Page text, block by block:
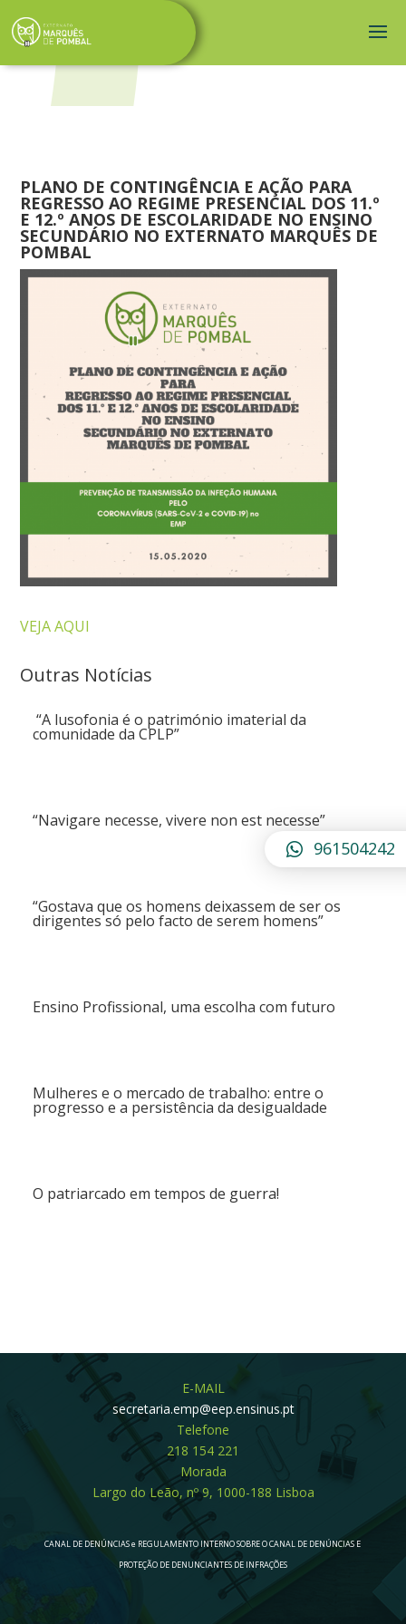
PLANO DE CONTINGÊNCIA E AÇÃO PARA
REGRESSO AO REGIME PRESENCIAL DOS 11.º
E 12.º ANOS DE ESCOLARIDADE NO ENSINO
SECUNDÁRIO NO EXTERNATO MARQUÊS DE
POMBAL
VEJA AQUI
Outras Notícias
“A lusofonia é o património imaterial da
comunidade da CPLP”
“Navigare necesse, vivere non est necesse”
“Gostava que os homens deixassem de ser os
dirigentes só pelo facto de serem homens”
Ensino Profissional, uma escolha com futuro
Mulheres e o mercado de trabalho: entre o
progresso e a persistência da desigualdade
O patriarcado em tempos de guerra!
E-MAIL
secretaria.emp@eep.ensinus.pt
Telefone
218 154 221
Morada
Largo do Leão, nº 9, 1000-188 Lisboa
CANAL DE DENÚNCIAS e REGULAMENTO INTERNO SOBRE O CANAL DE DENÚNCIAS E
PROTEÇÃO DE DENUNCIANTES DE INFRAÇÕES
961504242